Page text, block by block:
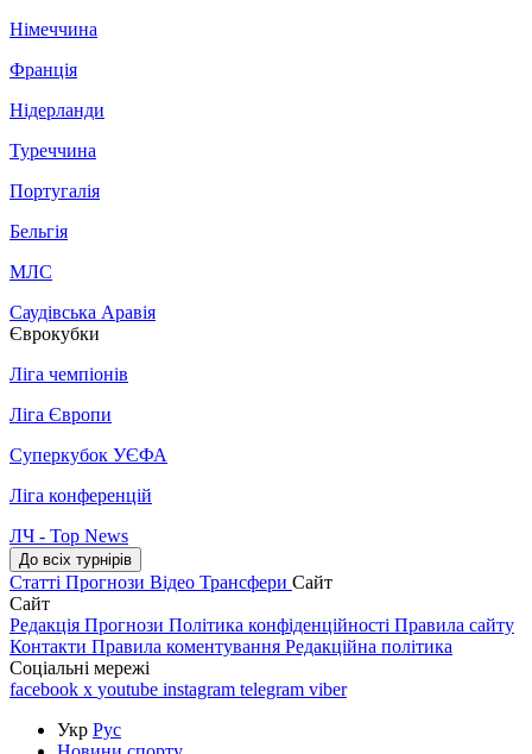
Німеччина
Франція
Нідерланди
Туреччина
Португалія
Бельгія
МЛС
Саудівська Аравія
Єврокубки
Ліга чемпіонів
Ліга Європи
Суперкубок УЄФА
Ліга конференцій
ЛЧ - Top News
До всіх турнірів
Статті Прогнози Відео Трансфери Сайт
Сайт
Редакція Прогнози Політика конфіденційності Правила сайту
Контакти Правила коментування Редакційна політика
Соціальні мережі
facebook x youtube instagram telegram viber
Укр Рус